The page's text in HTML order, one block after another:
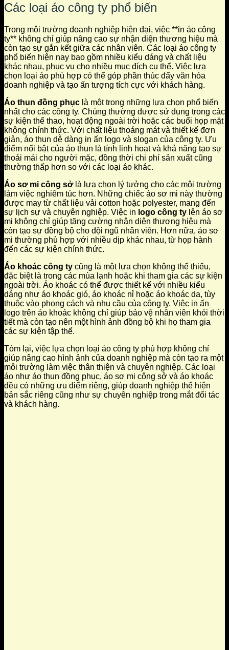
Các loại áo công ty phổ biến
Trong môi trường doanh nghiệp hiện đại, việc **in áo công
ty** không chỉ giúp nâng cao sự nhận diện thương hiệu mà
còn tạo sự gắn kết giữa các nhân viên. Các loại áo công ty
phổ biến hiện nay bao gồm nhiều kiểu dáng và chất liệu
khác nhau, phục vụ cho nhiều mục đích cụ thể. Việc lựa
chọn loại áo phù hợp có thể góp phần thúc đẩy văn hóa
doanh nghiệp và tạo ấn tượng tích cực với khách hàng.
Áo thun đồng phục là một trong những lựa chọn phổ biến
nhất cho các công ty. Chúng thường được sử dụng trong các
sự kiện thể thao, hoạt động ngoài trời hoặc các buổi họp mặt
không chính thức. Với chất liệu thoáng mát và thiết kế đơn
giản, áo thun dễ dàng in ấn logo và slogan của công ty. Ưu
điểm nổi bật của áo thun là tính linh hoạt và khả năng tạo sự
thoải mái cho người mặc, đồng thời chi phí sản xuất cũng
thường thấp hơn so với các loại áo khác.
Áo sơ mi công sởlà lựa chọn lý tưởng cho các môi trường
làm việc nghiêm túc hơn. Những chiếc áo sơ mi này thường
được may từ chất liệu vải cotton hoặc polyester, mang đến
sự lịch sự và chuyên nghiệp. Việc in logo công ty lên áo sơ
mi không chỉ giúp tăng cường nhận diện thương hiệu mà
còn tạo sự đồng bộ cho đội ngũ nhân viên. Hơn nữa, áo sơ
mi thường phù hợp với nhiều dịp khác nhau, từ họp hành
đến các sự kiện chính thức.
Áo khoác công ty cũng là một lựa chọn không thể thiếu,
đặc biệt là trong các mùa lạnh hoặc khi tham gia các sự kiện
ngoài trời. Áo khoác có thể được thiết kế với nhiều kiểu
dáng như áo khoác gió, áo khoác nỉ hoặc áo khoác da, tùy
thuộc vào phong cách và nhu cầu của công ty. Việc in ấn
logo trên áo khoác không chỉ giúp bảo vệ nhân viên khỏi thời
tiết mà còn tạo nên một hình ảnh đồng bộ khi họ tham gia
các sự kiện tập thể.
Tóm lại, việc lựa chọn loại áo công ty phù hợp không chỉ
giúp nâng cao hình ảnh của doanh nghiệp mà còn tạo ra một
môi trường làm việc thân thiện và chuyên nghiệp. Các loại
áo như áo thun đồng phục, áo sơ mi công sở và áo khoác
đều có những ưu điểm riêng, giúp doanh nghiệp thể hiện
bản sắc riêng cũng như sự chuyên nghiệp trong mắt đối tác
và khách hàng.